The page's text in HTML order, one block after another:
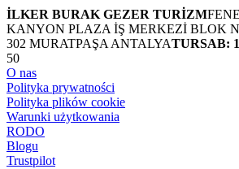
İLKER BURAK GEZER TURİZM
KANYON PLAZA İŞ MERKEZİ BLOK
302 MURATPAŞA ANTALYATURSAB:
50
O nas
Polityka prywatności
Polityka plików cookie
Warunki użytkowania
RODO
Blogu
Trustpilot